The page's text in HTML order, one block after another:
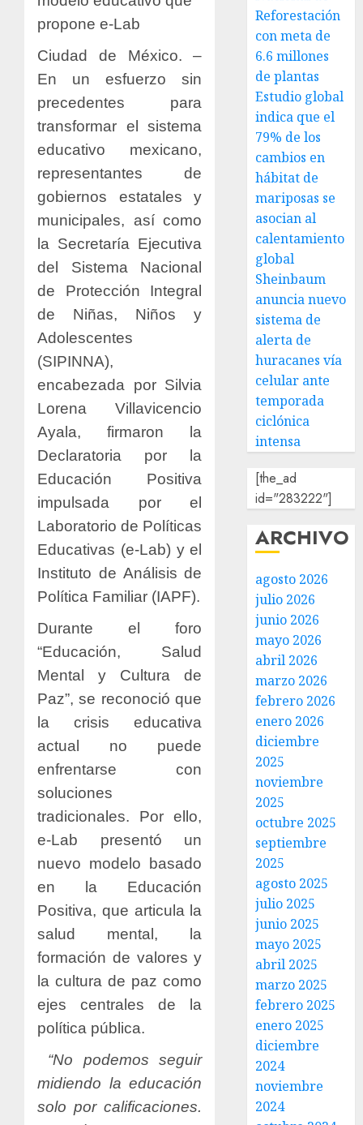
propone e-Lab
Ciudad de México. –
En un esfuerzo sin
precedentes para
transformar el sistema
educativo mexicano,
representantes de
gobiernos estatales y
municipales, así como
la Secretaría Ejecutiva
del Sistema Nacional
de Protección Integral
de Niñas, Niños y
Adolescentes
(SIPINNA),
encabezada por Silvia
Lorena Villavicencio
Ayala, firmaron la
Declaratoria por la
Educación Positiva
impulsada por el
Laboratorio de Políticas
Educativas (e-Lab) y el
Instituto de Análisis de
Política Familiar (IAPF).
Durante el foro
“Educación, Salud
Mental y Cultura de
Paz”, se reconoció que
la crisis educativa
actual no puede
enfrentarse con
soluciones
tradicionales. Por ello,
e-Lab presentó un
nuevo modelo basado
en la Educación
Positiva, que articula la
salud mental, la
formación de valores y
la cultura de paz como
ejes centrales de la
política pública.
“No podemos seguir
midiendo la educación
solo por calificaciones.
Reforestación
con meta de
6.6 millones
de plantas
Estudio global
indica que el
79% de los
cambios en
hábitat de
mariposas se
asocian al
calentamiento
global
Sheinbaum
anuncia nuevo
sistema de
alerta de
huracanes vía
celular ante
temporada
ciclónica
intensa
[the_ad
id="283222"]
ARCHIVO
agosto 2026
julio 2026
junio 2026
mayo 2026
abril 2026
marzo 2026
febrero 2026
enero 2026
diciembre
2025
noviembre
2025
octubre 2025
septiembre
2025
agosto 2025
julio 2025
junio 2025
mayo 2025
abril 2025
marzo 2025
febrero 2025
enero 2025
diciembre
2024
noviembre
2024